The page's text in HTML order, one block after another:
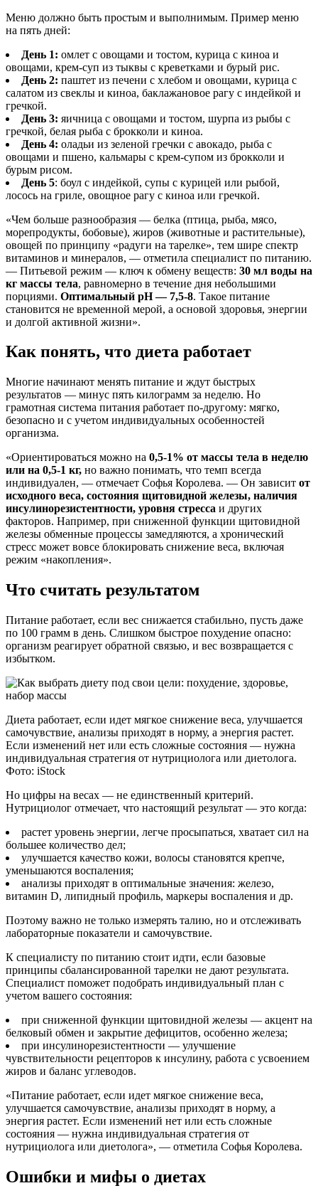
Меню должно быть простым и выполнимым. Пример меню
на пять дней:
День 1: омлет с овощами и тостом, курица с киноа и
овощами, крем-суп из тыквы с креветками и бурый рис.
День 2: паштет из печени с хлебом и овощами, курица с
салатом из свеклы и киноа, баклажановое рагу с индейкой и
гречкой.
День 3: яичница с овощами и тостом, шурпа из рыбы с
гречкой, белая рыба с брокколи и киноа.
День 4: оладьи из зеленой гречки с авокадо, рыба с
овощами и пшено, кальмары с крем-супом из брокколи и
бурым рисом.
День 5: боул с индейкой, супы с курицей или рыбой,
лосось на гриле, овощное рагу с киноа или гречкой.
«Чем больше разнообразия — белка (птица, рыба, мясо,
морепродукты, бобовые), жиров (животные и растительные),
овощей по принципу «радуги на тарелке», тем шире спектр
витаминов и минералов, — отметила специалист по питанию.
— Питьевой режим — ключ к обмену веществ: 30 мл воды на
кг массы тела, равномерно в течение дня небольшими
порциями. Оптимальный pH — 7,5-8. Такое питание
становится не временной мерой, а основой здоровья, энергии
и долгой активной жизни».
Как понять, что диета работает
Многие начинают менять питание и ждут быстрых
результатов — минус пять килограмм за неделю. Но
грамотная система питания работает по-другому: мягко,
безопасно и с учетом индивидуальных особенностей
организма.
«Ориентироваться можно на 0,5-1% от массы тела в неделю
или на 0,5-1 кг, но важно понимать, что темп всегда
индивидуален, — отмечает Софья Королева. — Он зависит от
исходного веса, состояния щитовидной железы, наличия
инсулинорезистентности, уровня стресса и других
факторов. Например, при сниженной функции щитовидной
железы обменные процессы замедляются, а хронический
стресс может вовсе блокировать снижение веса, включая
режим «накопления».
Что считать результатом
Питание работает, если вес снижается стабильно, пусть даже
по 100 грамм в день. Слишком быстрое похудение опасно:
организм реагирует обратной связью, и вес возвращается с
избытком.
Диета работает, если идет мягкое снижение веса, улучшается
самочувствие, анализы приходят в норму, а энергия растет.
Если изменений нет или есть сложные состояния — нужна
индивидуальная стратегия от нутрициолога или диетолога.
Фото: iStock
Но цифры на весах — не единственный критерий.
Нутрициолог отмечает, что настоящий результат — это когда:
растет уровень энергии, легче просыпаться, хватает сил на
большее количество дел;
улучшается качество кожи, волосы становятся крепче,
уменьшаются воспаления;
анализы приходят в оптимальные значения: железо,
витамин D, липидный профиль, маркеры воспаления и др.
Поэтому важно не только измерять талию, но и отслеживать
лабораторные показатели и самочувствие.
К специалисту по питанию стоит идти, если базовые
принципы сбалансированной тарелки не дают результата.
Специалист поможет подобрать индивидуальный план с
учетом вашего состояния:
при сниженной функции щитовидной железы — акцент на
белковый обмен и закрытие дефицитов, особенно железа;
при инсулинорезистентности — улучшение
чувствительности рецепторов к инсулину, работа с усвоением
жиров и баланс углеводов.
«Питание работает, если идет мягкое снижение веса,
улучшается самочувствие, анализы приходят в норму, а
энергия растет. Если изменений нет или есть сложные
состояния — нужна индивидуальная стратегия от
нутрициолога или диетолога», — отметила Софья Королева.
Ошибки и мифы о диетах